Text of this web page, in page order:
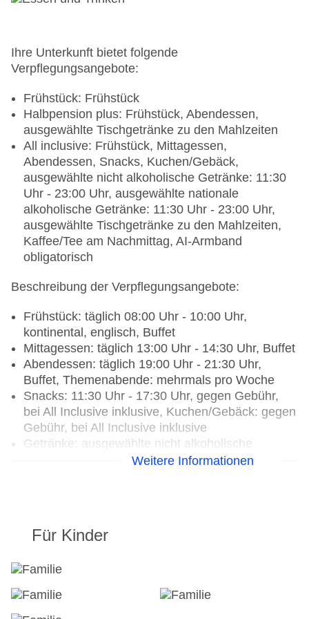
Landeskategorie: 4 Sterne
Ihre Unterkunft bietet folgende
Verpflegungsangebote:
Frühstück: Frühstück
Halbpension plus: Frühstück, Abendessen,
ausgewählte Tischgetränke zu den Mahlzeiten
All inclusive: Frühstück, Mittagessen,
Abendessen, Snacks, Kuchen/Gebäck,
ausgewählte nicht alkoholische Getränke: 11:30
Uhr - 23:00 Uhr, ausgewählte nationale
alkoholische Getränke: 11:30 Uhr - 23:00 Uhr,
ausgewählte Tischgetränke zu den Mahlzeiten,
Kaffee/Tee am Nachmittag, AI-Armband
obligatorisch
Beschreibung der Verpflegungsangebote:
Frühstück: täglich 08:00 Uhr - 10:00 Uhr,
kontinental, englisch, Buffet
Mittagessen: täglich 13:00 Uhr - 14:30 Uhr, Buffet
Abendessen: täglich 19:00 Uhr - 21:30 Uhr,
Buffet, Themenabende: mehrmals pro Woche
Snacks: 11:30 Uhr - 17:30 Uhr, gegen Gebühr,
bei All Inclusive inklusive, Kuchen/Gebäck: gegen
Gebühr, bei All Inclusive inklusive
Getränke: ausgewählte nicht alkoholische
Getränke: 11:30 Uhr - 23:00 Uhr, gegen Gebühr,
Inclusive inklusive
Hauptrestaurant „Terra Buffet Restaurant“: Küche:
asiatisch, griechisch, international, indisch,
landestypisch, mediterran, mexikanisch, regional,
Weitere Informationen
Für Kinder